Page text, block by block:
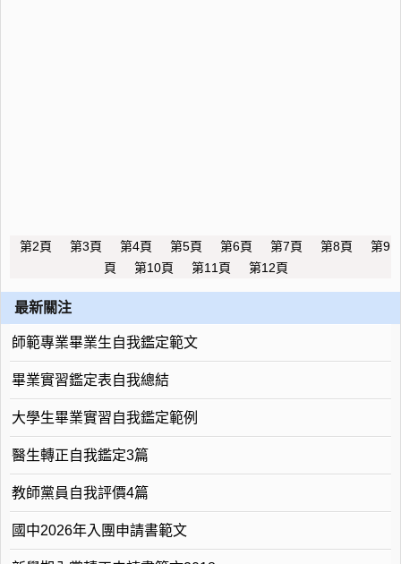
第2頁 第3頁 第4頁 第5頁 第6頁 第7頁 第8頁
第9
頁
第10頁 第11頁 第12頁
最新關注
師範專業畢業生自我鑑定範文
畢業實習鑑定表自我總結
大學生畢業實習自我鑑定範例
醫生轉正自我鑑定3篇
教師黨員自我評價4篇
國中2026年入團申請書範文